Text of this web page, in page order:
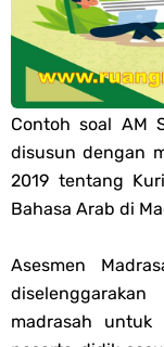
Kisi-kisi Soal US/
POS UM
Jawaban Tugas
Jawaban Tugas
Jawaban Tugas
Contoh soal AM
disusun dengan
2019 tentang
Bahasa Arab di
Asesmen
madrasah untuk